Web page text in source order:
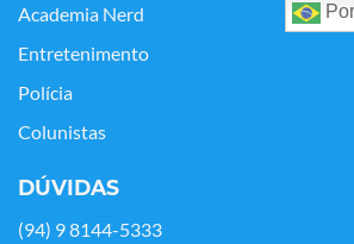
Academia Nerd
Entretenimento
Polícia
Colunistas
DÚVIDAS
(94) 9 8144-5333